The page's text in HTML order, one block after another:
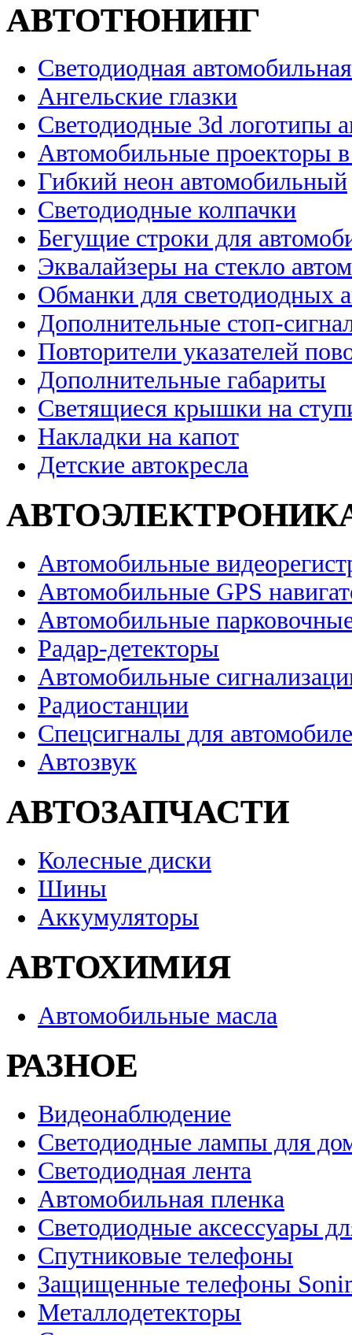
АВТОТЮНИНГ
Светодиодная
Ангельские глазки
Светодиодные 3d логотипы
Автомобильные проекторы
Гибкий неон автомобильный
Светодиодные колпачки
Бегущие строки для
Эквалайзеры на стекло
Обманки для светодиодных
Дополнительные стоп-
Повторители указателей
Дополнительные габариты
Светящиеся крышки на
Накладки на капот
Детские автокресла
Автомобильные
Автомобильные GPS
Автомобильные
Радар-детекторы
Автомобильные
Радиостанции
Спецсигналы для
Автозвук
АВТОЗАПЧАСТИ
Колесные диски
Шины
Аккумуляторы
АВТОХИМИЯ
Автомобильные масла
РАЗНОЕ
Видеонаблюдение
Светодиодные лампы для
Светодиодная лента
Автомобильная пленка
Светодиодные аксессуары
Спутниковые телефоны
Защищенные телефоны
Металлодетекторы